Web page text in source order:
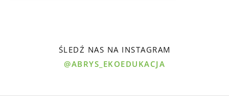
ŚLEDŹ NAS NA INSTAGRAM
@ABRYS_EKOEDUKACJA